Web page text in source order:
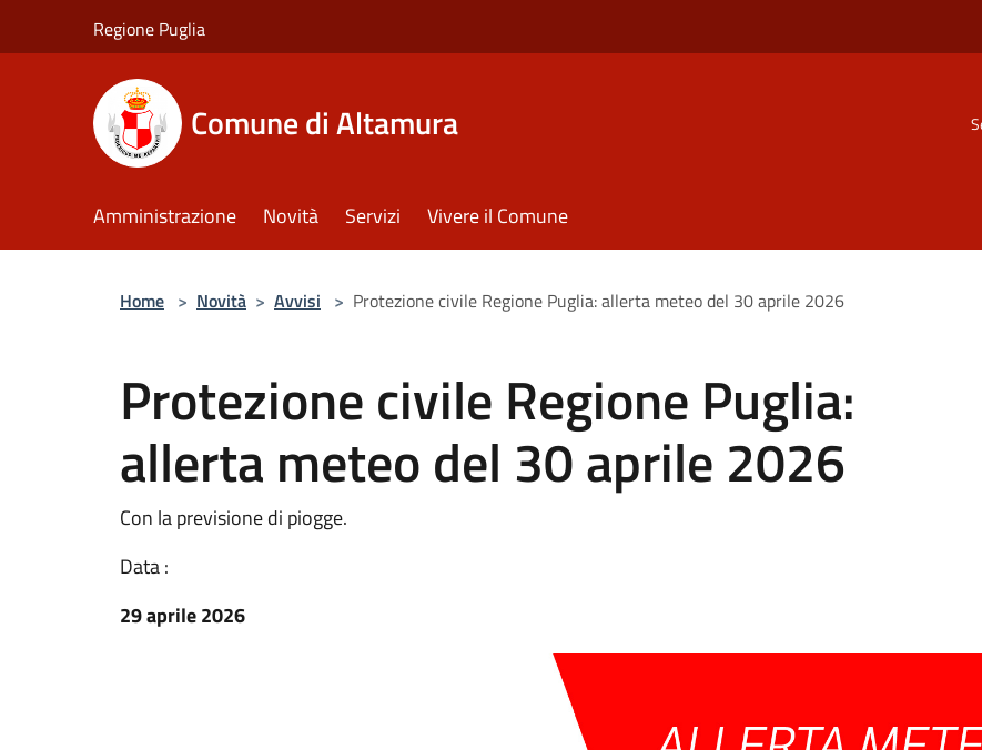
Regione Puglia
Comune di Altamura
Amministrazione Novità Servizi Vivere il Comune
Home > Novità > Avvisi > Protezione civile Regione Puglia: allerta meteo del 30 aprile 2026
Protezione civile Regione Puglia:
allerta meteo del 30 aprile 2026
Con la previsione di piogge.
Data :
29 aprile 2026